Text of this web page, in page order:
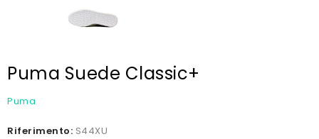
Puma Suede Classic+
Puma
Riferimento: S44XU